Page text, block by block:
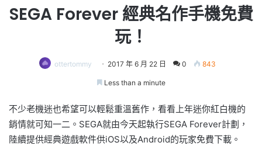
SEGA Forever 經典名作手機免費
玩！
ottertommy 2017 年 6 月 22 日 0 843
Less than a minute
不少老機迷也希望可以輕鬆重溫舊作，看看上年迷你紅白機的
銷情就可知一二。SEGA就由今天起執行SEGA Forever計劃，
陸續提供經典遊戲軟件供iOS以及Android的玩家免費下載。